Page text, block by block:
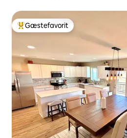
Bedste gæstefavorit
Gæstefavorit